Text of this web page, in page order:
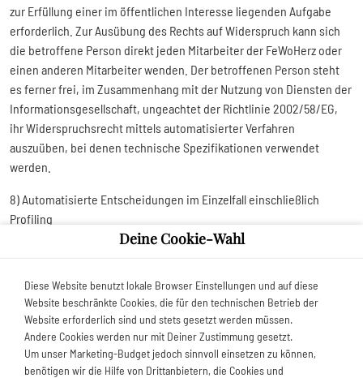
zur Erfüllung einer im öffentlichen Interesse liegenden Aufgabe
erforderlich. Zur Ausübung des Rechts auf Widerspruch kann sich
die betroffene Person direkt jeden Mitarbeiter der FeWoHerz oder
einen anderen Mitarbeiter wenden. Der betroffenen Person steht
es ferner frei, im Zusammenhang mit der Nutzung von Diensten der
Informationsgesellschaft, ungeachtet der Richtlinie 2002/58/EG,
ihr Widerspruchsrecht mittels automatisierter Verfahren
auszuüben, bei denen technische Spezifikationen verwendet
werden.
8) Automatisierte Entscheidungen im Einzelfall einschließlich
Profiling
Verordnungsgeber gewährte Recht, nicht einer ausschließlich auf
einer automatisierten Verarbeitung — einschließlich Profiling —
beruhenden Entscheidung unterworfen zu werden, die ihr
gegenüber rechtliche Wirkung entfaltet oder sie in ähnlicher Weise
erheblich beeinträchtigt, sofern die Entscheidung (1) nicht für den
Deine Cookie-Wahl
Diese Website benutzt lokale Browser Einstellungen und auf diese
Website beschränkte Cookies, die für den technischen Betrieb der
Website erforderlich sind und stets gesetzt werden müssen.
Andere Cookies werden nur mit Deiner Zustimmung gesetzt.
Um unser Marketing-Budget jedoch sinnvoll einsetzen zu können,
benötigen wir die Hilfe von Drittanbietern, die Cookies und